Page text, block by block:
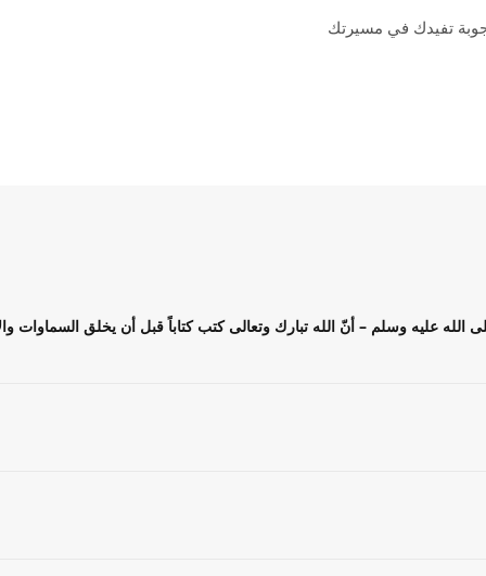
تفيدك في مسيرتك
الله عليه وسلم – أنّ الله تبارك وتعالى كتب كتاباً قبل أن يخلق